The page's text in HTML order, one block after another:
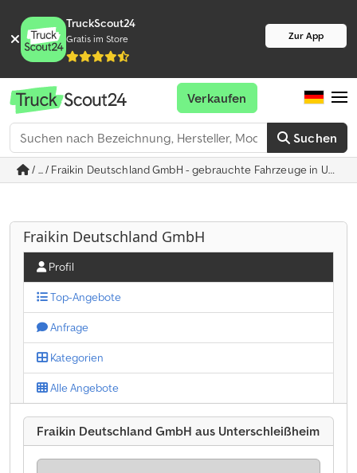
TruckScout24
Gratis im Store Zur App
Suchen
Verkaufen
/ ... / Fraikin Deutschland GmbH - gebrauchte Fahrzeuge in
Fraikin Deutschland GmbH
Profil
Top-Angebote
Anfrage
Kategorien
Alle Angebote
Fraikin Deutschland GmbH aus Unterschleißheim